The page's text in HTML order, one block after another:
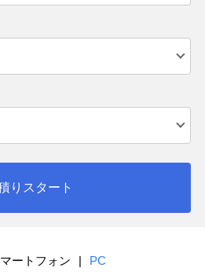
りスタート
ートフォン | PC